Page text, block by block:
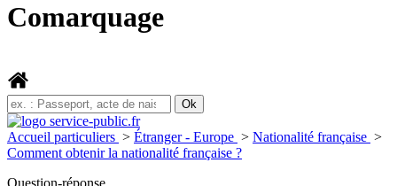
Comarquage
Accueil particuliers > Étranger - Europe > Nationalité française >
Comment obtenir la nationalité française ?
Question-réponse